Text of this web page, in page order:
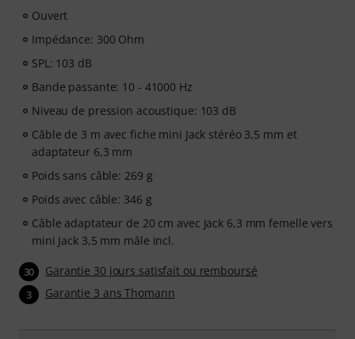
Ouvert
Impédance: 300 Ohm
SPL: 103 dB
Bande passante: 10 - 41000 Hz
Niveau de pression acoustique: 103 dB
Câble de 3 m avec fiche mini Jack stéréo 3,5 mm et
adaptateur 6,3 mm
Poids sans câble: 269 g
Poids avec câble: 346 g
Câble adaptateur de 20 cm avec Jack 6,3 mm femelle vers
mini Jack 3,5 mm mâle incl.
30 Garantie 30 jours satisfait ou remboursé
3 Garantie 3 ans Thomann